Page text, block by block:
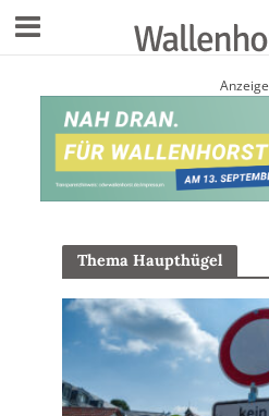
Anzeige
Thema Haupthügel